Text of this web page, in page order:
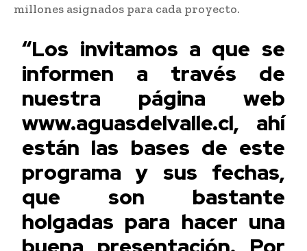
millones asignados para cada proyecto.
“Los invitamos a que se
informen a través de
nuestra página web
www.aguasdelvalle.cl, ahí
están las bases de este
programa y sus fechas,
que son bastante
holgadas para hacer una